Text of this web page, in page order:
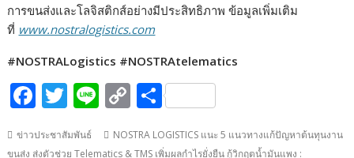
การขนส่งและโลจิสติกส์อย่างมีประสิทธิภาพ ข้อมูลเพิ่มเติม
ที่ www.nostralogistics.com
#NOSTRALogistics #NOSTRAtelematics
F
e
T
itt
Li
e
C
p
S
ar
ข่าวประชาสัมพันธ์
NOSTRA LOGISTICS แนะ 5 แนวทางแก้ปัญหาต้นทุนงาน
ขนส่ง ส่งตัวช่วย Telematics & TMS เพิ่มผลกำไรยั่งยืน กู้วิกฤตน้ำมันแพง :